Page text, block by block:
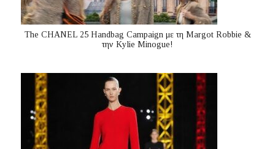
The CHANEL 25 Handbag Campaign με τη Margot Robbie &
την Kylie Minogue!